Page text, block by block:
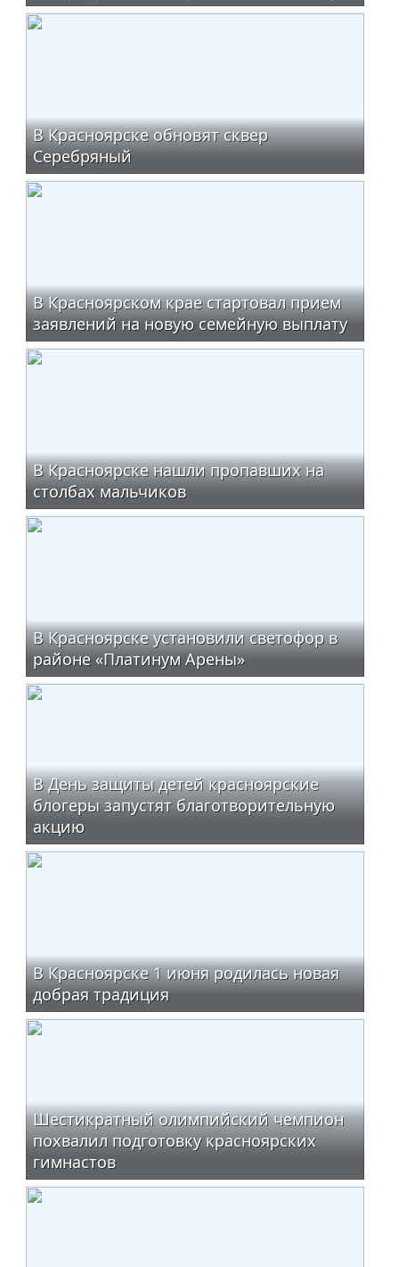
В Красноярске обновят сквер
Серебряный
В Красноярском крае стартовал прием
заявлений на новую семейную выплату
В Красноярске нашли пропавших на
столбах мальчиков
В Красноярске установили светофор в
районе «Платинум Арены»
В День защиты детей красноярские
блогеры запустят благотворительную
акцию
В Красноярске 1 июня родилась новая
добрая традиция
Шестикратный олимпийский чемпион
похвалил подготовку красноярских
гимнастов